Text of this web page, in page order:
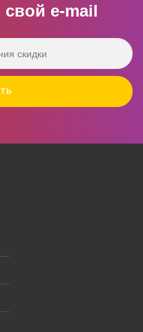
e‑mail